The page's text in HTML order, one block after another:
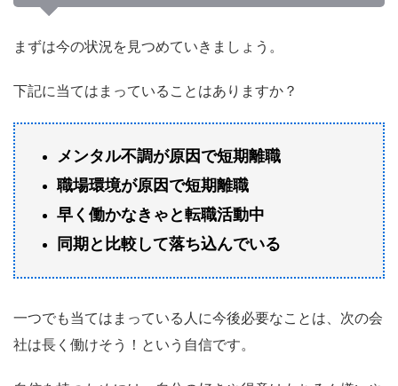
まずは今の状況を見つめていきましょう。
下記に当てはまっていることはありますか？
メンタル不調が原因で短期離職
職場環境が原因で短期離職
早く働かなきゃと転職活動中
同期と比較して落ち込んでいる
一つでも当てはまっている人に今後必要なことは、次の会
社は長く働けそう！という自信です。